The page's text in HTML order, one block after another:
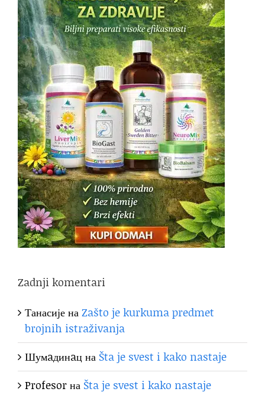
Zadnji komentari
ТанасијенаZašto je kurkuma predmet
brojnih istraživanja
Шумaдинaцна Šta je svest i kako nastaje
Profesorна Šta je svest i kako nastaje